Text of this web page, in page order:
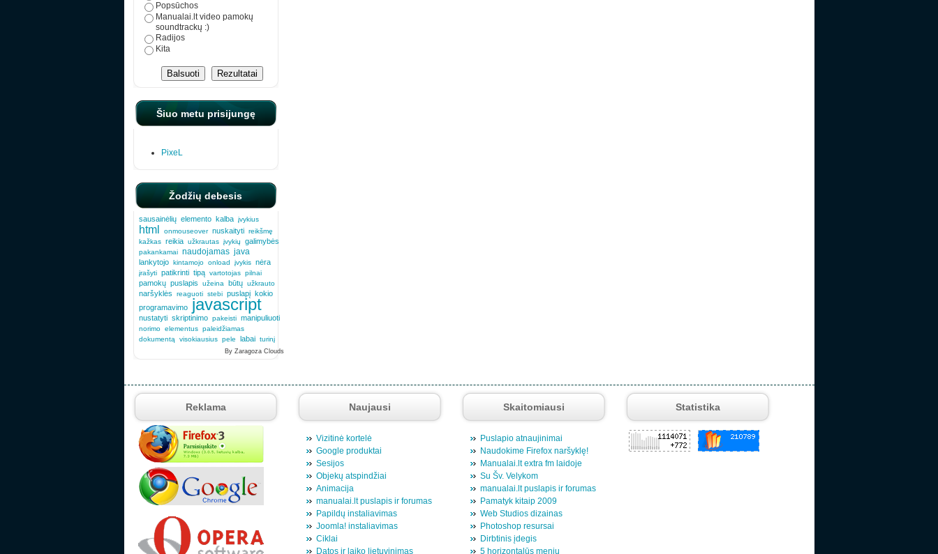
Popsūchos
Manualai.lt video pamokų
soundtrackų :)
Radijos
Kita
Šiuo metu prisijungę
PixeL
Žodžių debesis
sausainėlių elemento kalba įvykius
html onmouseover nuskaityti reikšmę
kažkas reikia užkrautas įvykių galimybės
pakankamai naudojamas java
lankytojo kintamojo onload įvykis nėra
įrašyti patikrinti tipą vartotojas pilnai
pamokų puslapis užeina būtų užkrauto
naršyklės reaguoti stebi puslapį kokio
programavimo
javascript
nustatyti skriptinimo pakeisti manipuliuoti
norimo elementus paleidžiamas
dokumentą
visokiausius pele labai turinį
By Zaragoza Clouds
Reklama Naujausi
Vizitinė kortelė
Google produktai
Sesijos
Objekų atspindžiai
Animacija
manualai.lt puslapis ir forumas
Papildų instaliavimas
Joomla! instaliavimas
Ciklai
Datos ir laiko lietuvinimas
Skaitomiausi
Puslapio atnaujinimai
Naudokime Firefox naršyklę!
Manualai.lt extra fm laidoje
Su Šv. Velykom
manualai.lt puslapis ir forumas
Pamatyk kitaip 2009
Web Studios dizainas
Photoshop resursai
Dirbtinis įdegis
5 horizontalūs meniu
Statistika